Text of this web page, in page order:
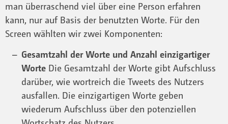
man überraschend viel über eine Person erfahren
kann, nur auf Basis der benutzten Worte. Für den
Screen wählten wir zwei Komponenten:
Gesamtzahl der Worte und Anzahl einzigartiger
WorteDie Gesamtzahl der Worte gibt Aufschluss
darüber, wie wortreich die Tweets des Nutzers
ausfallen. Die einzigartigen Worte geben
wiederum Aufschluss über den potenziellen